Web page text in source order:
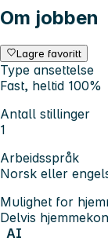
Om jobben
Lagre favoritt
Type ansettelse
Fast, heltid 100%
Antall stillinger
1
Arbeidsspråk
Norsk eller
Mulighet for
Delvis
AI